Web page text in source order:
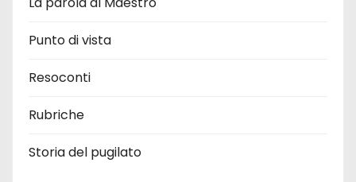
Punto di vista
Resoconti
Rubriche
Storia del pugilato